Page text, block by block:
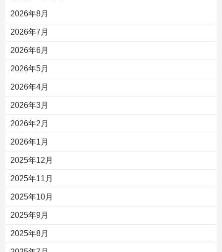
2026年8月
2026年7月
2026年6月
2026年5月
2026年4月
2026年3月
2026年2月
2026年1月
2025年12月
2025年11月
2025年10月
2025年9月
2025年8月